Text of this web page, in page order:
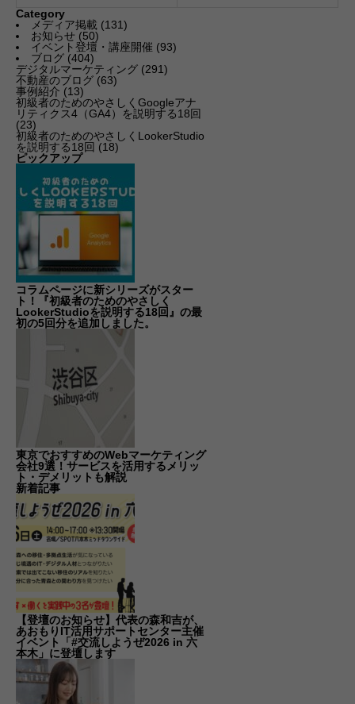
Category
メディア掲載 (131)
お知らせ (50)
イベント登壇・講座開催 (93)
ブログ (404)
デジタルマーケティング (291)
不動産のブログ (63)
事例紹介 (13)
初級者のためのやさしくGoogleアナ
リティクス4（GA4）を説明する18回
(23)
初級者のためのやさしくLookerStudio
を説明する18回 (18)
ピックアップ
コラムページに新シリーズがスター
ト！『初級者のためのやさしく
LookerStudioを説明する18回』の最
初の5回分を追加しました。
東京でおすすめのWebマーケティング
会社9選！サービスを活用するメリッ
ト・デメリットも解説
新着記事
【登壇のお知らせ】代表の森和吉が、
あおもりIT活用サポートセンター主催
イベント「#交流しようぜ2026 in 六
本木」に登壇します